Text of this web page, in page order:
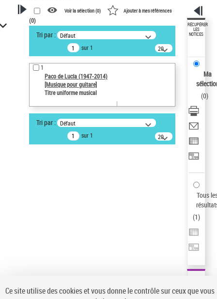
VOTRE RECHERCHE
Recherche avancée dans les
notices d’autorité
Œuvres liées à l'auteur :
Paco de Lucía (1947-2014)
Auteur d’œuvre
Type de notice d'autorité
Titre uniforme musical
Statut de la notice d’autorité
Pays
Voir la sélection (0) Ajouter à mes références
(0)
Tri par : Défaut
sur 1
20
résultats/page
1
Paco de Lucía (1947-2014)
[Musique pour guitare]
Titre uniforme musical
Tri par : Défaut
sur 1
20
résultats/page
RÉCUPÉRER
LES
NOTICES
Ma
(0)
Tous
(1)
Ce site utilise des cookies et vous donne le contrôle sur ceux que vous